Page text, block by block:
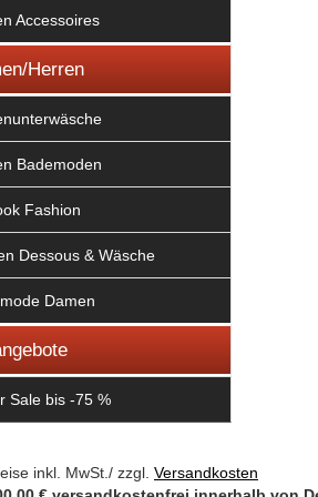
Accessoires
Herren
Bademoden
Fashion
Dessous & Wäsche
Damen
Sale bis -75 %
inkl. MwSt./ zzgl. Versandkosten